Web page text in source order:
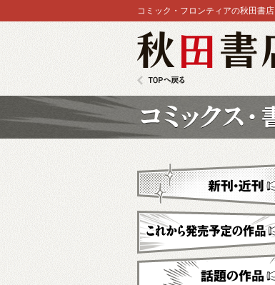
コミック・フロンティアの秋田書店
新刊・近刊
これから発売予定